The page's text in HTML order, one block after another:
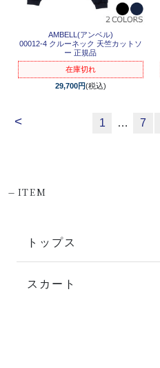
AMBELL(アンベル)
00012-4 クルーネック 天竺カットソ
ー 正規品
在庫切れ
29,700円(税込)
< 1 … 7
-ITEM
トップス
スカート